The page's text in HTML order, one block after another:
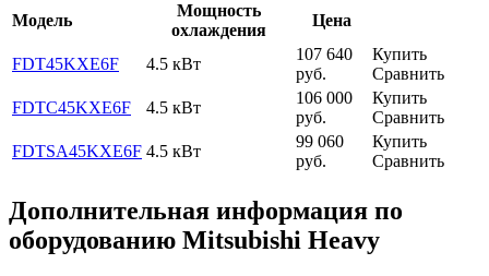
Модель
Мощность
охлаждения
Цена
FDT45KXE6F 4.5 кВт
107 640
руб.
Купить
Сравнить
FDTC45KXE6F
4.5 кВт
106 000
руб.
Купить
Сравнить
FDTSA45KXE6F 4.5 кВт
99 060
руб.
Купить
Сравнить
Дополнительная информация по
оборудованию Mitsubishi Heavy